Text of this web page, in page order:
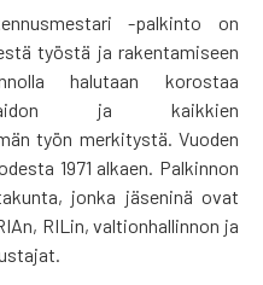
-palkinto on
työstä ja rakentamiseen
halutaan korostaa
ja kaikkien
työn merkitystä. Vuoden
1971 alkaen. Palkinnon
jonka jäseninä ovat
RILin, valtionhallinnon ja